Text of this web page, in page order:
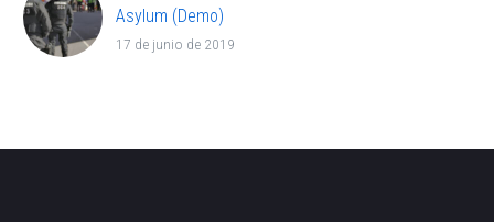
Asylum (Demo)
Lorem ipsum dolor sit amet, elit sed do eiusmod
17 de junio de 2019